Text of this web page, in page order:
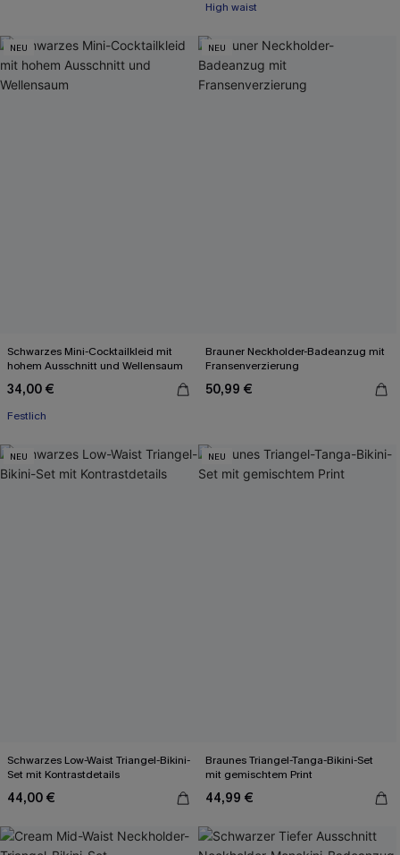
High waist
NEU
Schwarzes Mini-Cocktailkleid mit
hohem Ausschnitt und Wellensaum
34,00 €
Festlich
NEU
Brauner Neckholder-Badeanzug mit
Fransenverzierung
50,99 €
NEU
Schwarzes Low-Waist Triangel-Bikini-
Set mit Kontrastdetails
44,00 €
NEU
Braunes Triangel-Tanga-Bikini-Set
mit gemischtem Print
44,99 €